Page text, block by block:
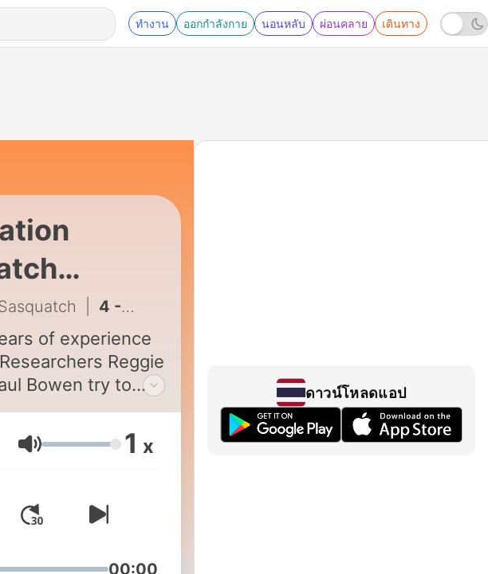
ทำงาน ออกกำลังกาย นอนหลับ ผ่อนคลาย เดินทาง
4 - Episode 4: What the existence of the Bili Ape means for Bigfoot
of experience
Reggie
Bowen try to
and grow
community. The
an answer to the
Bigfoot
including
interviews
about their
ระดับเสียง 1 x
00:00
ดาวน์โหลดแอป